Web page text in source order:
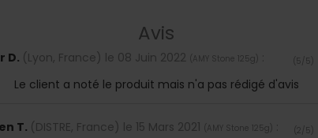
Avis
D. (Lyon, France) le 08 Juin 2022 AMY Stone 125g 5 5
Le client a noté le produit mais n'a pas rédigé d'avis
T. (DISTRE, France) le 15 Mars 2021 AMY Stone 125g 2 5